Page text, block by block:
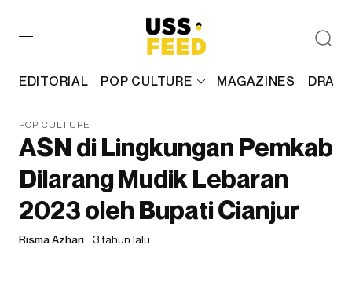
EDITORIAL POP CULTURE MAGAZINES
POP CULTURE
ASN di Lingkungan Pemkab
Dilarang Mudik Lebaran
2023 oleh Bupati Cianjur
Risma Azhari 3 tahun lalu